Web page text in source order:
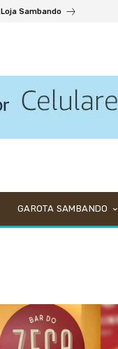
Loja Sambando
GAROTA SAMBANDO